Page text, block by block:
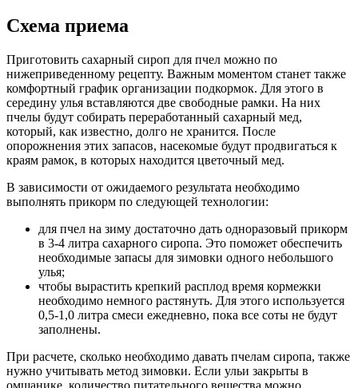
Схема приема
Приготовить сахарный сироп для пчел можно по
нижеприведенному рецепту. Важным моментом станет также
комфортный график организации подкормок. Для этого в
середину улья вставляются две свободные рамки. На них
пчелы будут собирать переработанный сахарный мед,
который, как известно, долго не хранится. После
опорожнения этих запасов, насекомые будут продвигаться к
краям рамок, в которых находится цветочный мед.
В зависимости от ожидаемого результата необходимо
выполнять прикорм по следующей технологии:
для пчел на зиму достаточно дать одноразовый прикорм
в 3-4 литра сахарного сиропа. Это поможет обеспечить
необходимые запасы для зимовки одного небольшого
улья;
чтобы вырастить крепкий расплод время кормежки
необходимо немного растянуть. Для этого используется
0,5-1,0 литра смеси ежедневно, пока все соты не будут
заполнены.
При расчете, сколько необходимо давать пчелам сиропа, также
нужно учитывать метод зимовки. Если ульи закрыты в
омшанике, количество питательного вещества можно